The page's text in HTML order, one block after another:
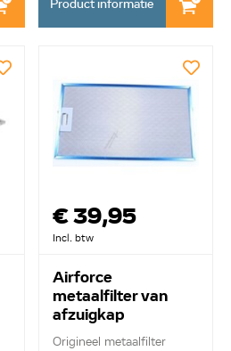
Product informatie
€ 39,95
Incl. btw
Airforce
metaalfilter van
afzuigkap
AFCGF30L6E
Origineel metaalfilter